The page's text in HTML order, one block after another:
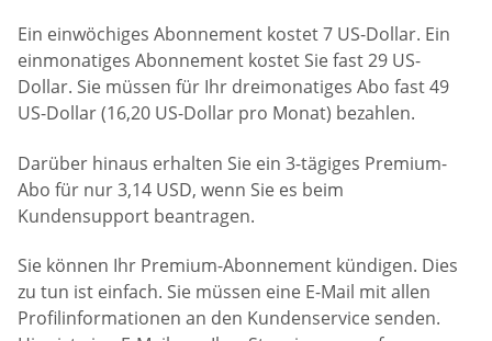
Ein einwöchiges Abonnement kostet 7 US-Dollar. Ein
einmonatiges Abonnement kostet Sie fast 29 US-
Dollar. Sie müssen für Ihr dreimonatiges Abo fast 49
US-Dollar (16,20 US-Dollar pro Monat) bezahlen.
Darüber hinaus erhalten Sie ein 3-tägiges Premium-
Abo für nur 3,14 USD, wenn Sie es beim
Kundensupport beantragen.
Sie können Ihr Premium-Abonnement kündigen. Dies
zu tun ist einfach. Sie müssen eine E-Mail mit allen
Profilinformationen an den Kundenservice senden.